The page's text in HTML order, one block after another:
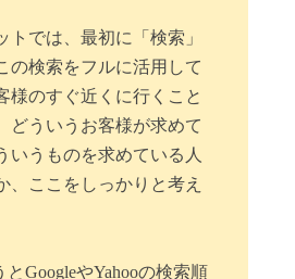
トでは、最初に「検索」
の検索をフルに活用して
様のすぐ近くに行くこと
どういうお客様が求めて
いうものを求めている人
、ここをしっかりと考え
とGoogleやYahooの検索順